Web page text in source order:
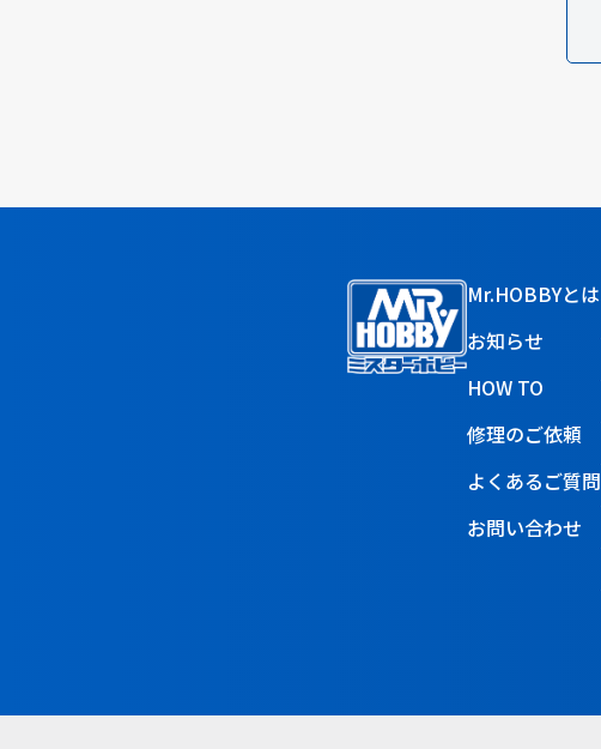
Mr.HOBBYとは
お知らせ
HOW TO
修理のご依頼
よくあるご質問
お問い合わせ